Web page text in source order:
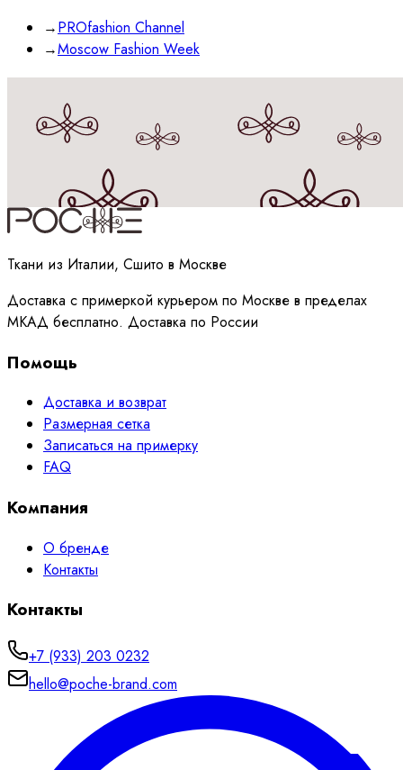
→PROfashion Channel
→Moscow Fashion Week
Принимаюполитикуобработки данных
Ткани из Италии, Сшито в Москве
Доставка с примеркой курьером по Москве в пределах
МКАД бесплатно. Доставка по России
Помощь
Доставка и возврат
Размерная сетка
Записаться на примерку
FAQ
Компания
О бренде
Контакты
Контакты
+7 (933) 203 0232
hello@poche-brand.com